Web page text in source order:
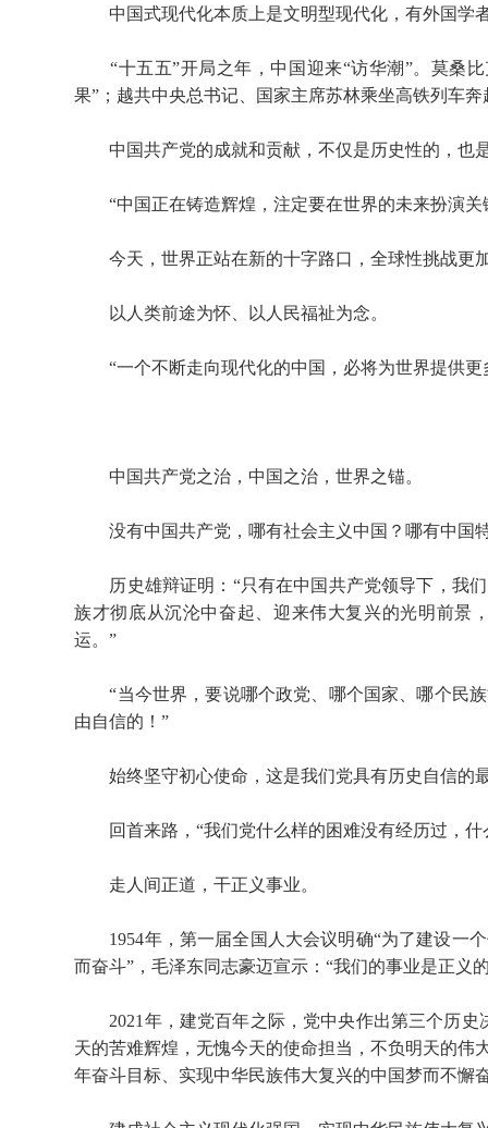
中国式现代化本质上是文明型现代化，有外国学
“十五五”开局之年，中国迎来“访华潮”。莫桑比
果”；越共中央总书记、国家主席苏林乘坐高铁列车
中国共产党的成就和贡献，不仅是历史性的，也
“中国正在铸造辉煌，注定要在世界的未来扮演关
今天，世界正站在新的十字路口，全球性挑战更
以人类前途为怀、以人民福祉为念。
“一个不断走向现代化的中国，必将为世界提供更
中国共产党之治，中国之治，世界之锚。
没有中国共产党，哪有社会主义中国？哪有中国
历史雄辩证明：“只有在中国共产党领导下，我们
族才彻底从沉沦中奋起、迎来伟大复兴的光明前景
运。”
“当今世界，要说哪个政党、哪个国家、哪个民族
由自信的！”
始终坚守初心使命，这是我们党具有历史自信的
回首来路，“我们党什么样的困难没有经历过，什
走人间正道，干正义事业。
1954年，第一届全国人大会议明确“为了建设一个
而奋斗”，毛泽东同志豪迈宣示：“我们的事业是正义
2021年，建党百年之际，党中央作出第三个历史
天的苦难辉煌，无愧今天的使命担当，不负明天的
年奋斗目标、实现中华民族伟大复兴的中国梦而不懈